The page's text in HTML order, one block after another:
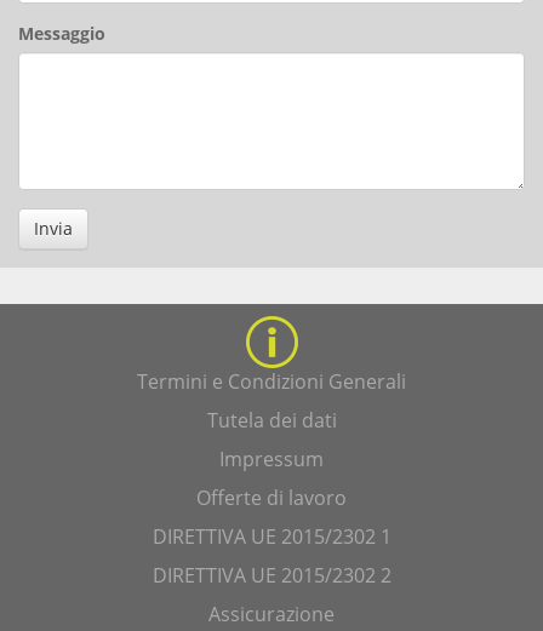
Messaggio
Invia
Termini e Condizioni Generali
Tutela dei dati
Impressum
Offerte di lavoro
DIRETTIVA UE 2015/2302 1
DIRETTIVA UE 2015/2302 2
Assicurazione